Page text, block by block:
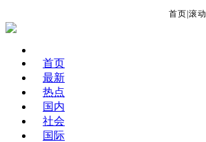
首页 滚动
首页
最新
热点
国内
社会
国际